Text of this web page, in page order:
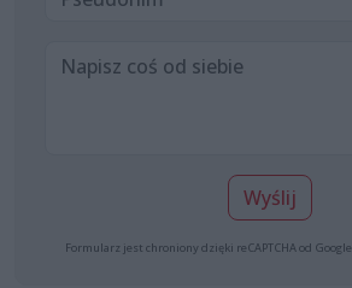
Wyślij
Formularz jest chroniony dzięki reCAPTCHA od Google: